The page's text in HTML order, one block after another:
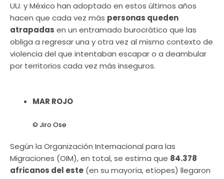
UU. y México han adoptado en estos últimos años
hacen que cada vez más personas queden
atrapadas en un entramado burocrático que las
obliga a regresar una y otra vez al mismo contexto de
violencia del que intentaban escapar o a deambular
por territorios cada vez más inseguros.
MAR ROJO
© Jiro Ose
Según la Organización Internacional para las
Migraciones (OIM), en total, se estima que 84.378
africanos del este (en su mayoría, etíopes) llegaron